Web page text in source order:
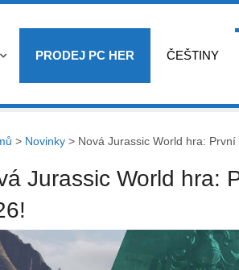
PRODEJ PC HER ČEŠTINY
> Novinky> Nová Jurassic World hra:
Jurassic World hra: